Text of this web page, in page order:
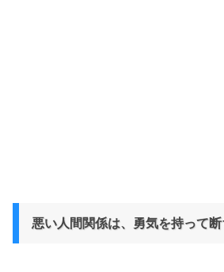
悪い人間関係は、勇気を持って断